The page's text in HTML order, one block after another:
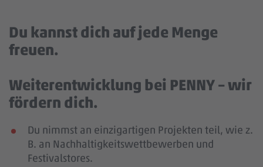
Du kannst dich auf jede Menge
freuen.
Weiterentwicklung bei PENNY – wir
fördern dich.
Du nimmst an einzigartigen Projekten teil, wie z.
B. an Nachhaltigkeitswettbewerben und
Festivalstores.